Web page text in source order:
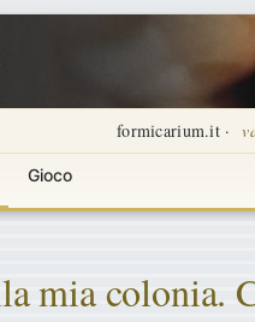
formicarium.it ·
Gioco
mia colonia.